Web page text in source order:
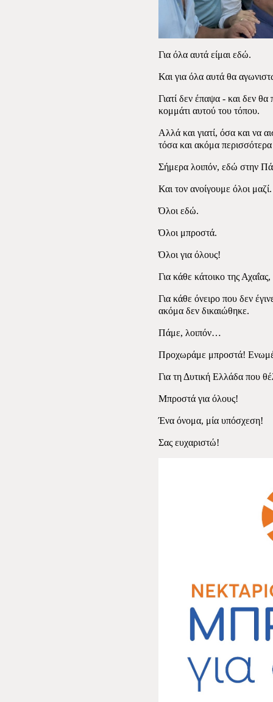
Για όλα αυτά είμαι εδώ.
Και για όλα αυτά θα
Γιατί δεν έπαψα - και δεν
κομμάτι αυτού του τόπου.
Αλλά και γιατί, όσα και να
τόσα και ακόμα
Σήμερα λοιπόν, εδώ στην
Και τον ανοίγουμε όλοι μαζί.
Όλοι εδώ.
Όλοι μπροστά.
Όλοι για όλους!
Για κάθε κάτοικο της
Για κάθε όνειρο που δεν
ακόμα δεν δικαιώθηκε.
Πάμε, λοιπόν…
Προχωράμε μπροστά!
Για τη Δυτική Ελλάδα που
Μπροστά για όλους!
Ένα όνομα, μία υπόσχεση!
Σας ευχαριστώ!